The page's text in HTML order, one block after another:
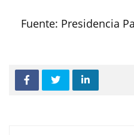
Fuente: Presidencia